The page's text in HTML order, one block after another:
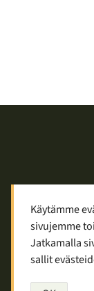
Copyright ©
Käytämme
sivujemme
Jatkamalla
sallit